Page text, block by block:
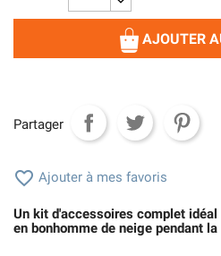
AJOUTER
Partager
 Ajouter à mes favoris
Un kit d'accessoires complet
en bonhomme de neige pendant